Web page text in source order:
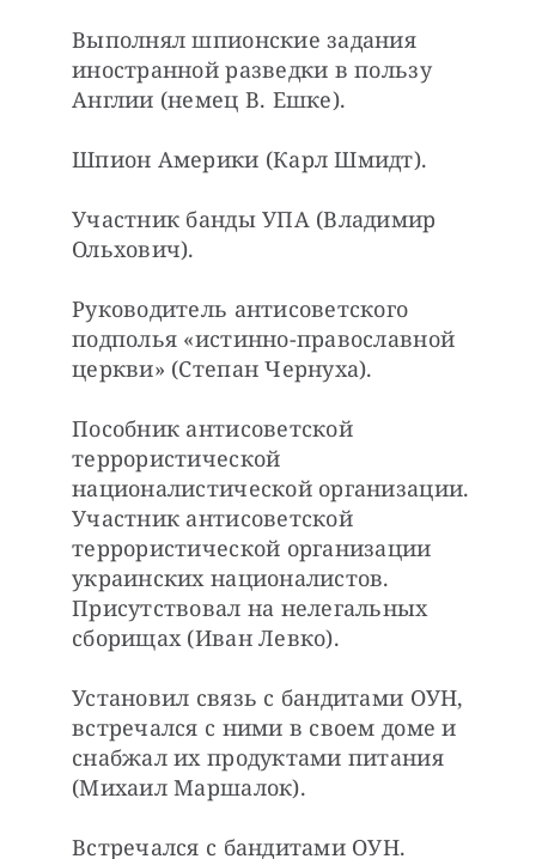
Выполнял шпионские задания
иностранной разведки в пользу
Англии (немец В. Ешке).
Шпион Америки (Карл Шмидт).
Участник банды УПА (Владимир
Ольхович).
Руководитель антисоветского
подполья «истинно-православной
церкви» (Степан Чернуха).
Пособник антисоветской
террористической
националистической организации.
Участник антисоветской
террористической организации
украинских националистов.
Присутствовал на нелегальных
сборищах (Иван Левко).
Установил связь с бандитами ОУН,
встречался с ними в своем доме и
снабжал их продуктами питания
(Михаил Маршалок).
Встречался с бандитами ОУН.